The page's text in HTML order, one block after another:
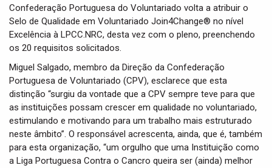
Confederação Portuguesa do Voluntariado volta a atribuir o
Selo de Qualidade em Voluntariado Join4Change® no nível
Excelência à LPCC.NRC, desta vez com o pleno, preenchendo
os 20 requisitos solicitados.
Miguel Salgado, membro da Direção da Confederação
Portuguesa de Voluntariado (CPV), esclarece que esta
distinção “surgiu da vontade que a CPV sempre teve para que
as instituições possam crescer em qualidade no voluntariado,
estimulando e motivando para um trabalho mais estruturado
neste âmbito”. O responsável acrescenta, ainda, que é, também
para esta organização, “um orgulho que uma Instituição como
a Liga Portuguesa Contra o Cancro queira ser (ainda) melhor